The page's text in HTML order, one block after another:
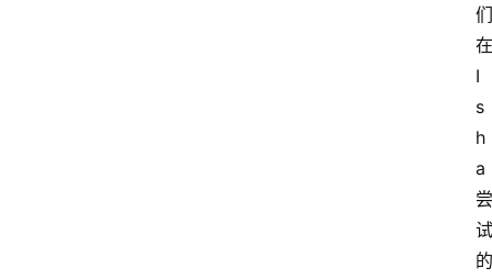
们
在
I
s
h
a
尝
试
的